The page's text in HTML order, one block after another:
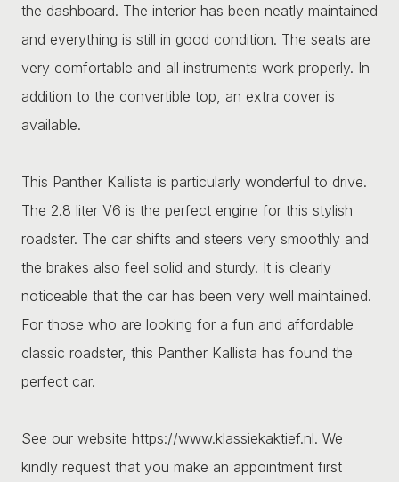
the dashboard. The interior has been neatly maintained
and everything is still in good condition. The seats are
very comfortable and all instruments work properly. In
addition to the convertible top, an extra cover is
available.
This Panther Kallista is particularly wonderful to drive.
The 2.8 liter V6 is the perfect engine for this stylish
roadster. The car shifts and steers very smoothly and
the brakes also feel solid and sturdy. It is clearly
noticeable that the car has been very well maintained.
For those who are looking for a fun and affordable
classic roadster, this Panther Kallista has found the
perfect car.
See our website https://www.klassiekaktief.nl. We
kindly request that you make an appointment first